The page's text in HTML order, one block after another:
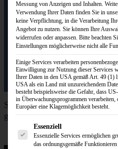
Startseite
Produkte
Schals
Caps &
Mützen
Ugly
Wimpel
Tassen
Diverses
Starke Partner &
ganz Deutschland
Messung von Anzeigen und Inhalten.
Verwendung Ihrer Daten finden Sie in
keine Verpflichtung, in die Verarbeitung
Angebot zu nutzen. Sie können Ihre
widerrufen oder anpassen. Bitte beachten
Einstellungen möglicherweise nicht alle
Einige Services verarbeiten
Einwilligung zur Nutzung dieser Services
Ihrer Daten in den USA gemäß Art. 49
USA als ein Land mit unzureichendem
besteht beispielsweise die Gefahr, dass
in Überwachungsprogrammen
Europäer eine Klagemöglichkeit besteht.
Es folgt eine Liste der
Essenziell
Essenzielle Services ermöglichen
das ordnungsgemäße